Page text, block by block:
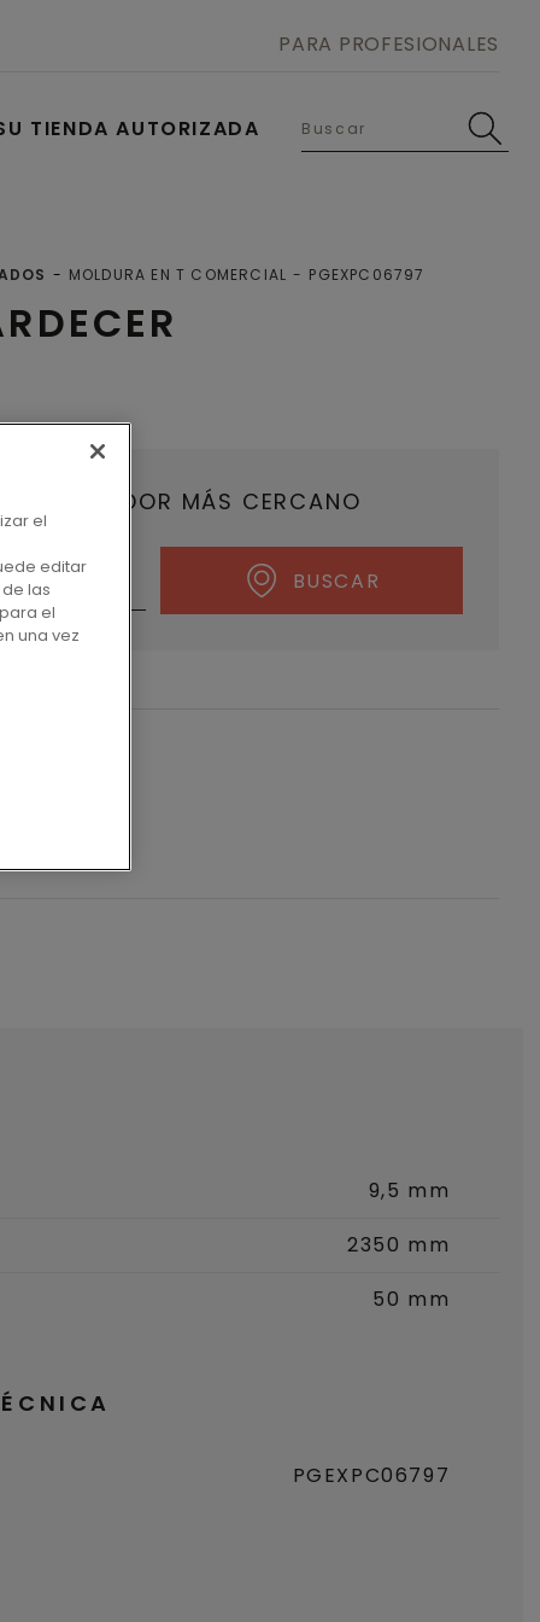
TIENDA AUTORIZADA
PARA PROFESIONALES
MOLDURA EN T COMERCIAL PGEXPC06797
MÁS CERCANO
BUSCAR
9,5 mm
2350 mm
50 mm
PGEXPC06797
el
editar
las
el
una vez